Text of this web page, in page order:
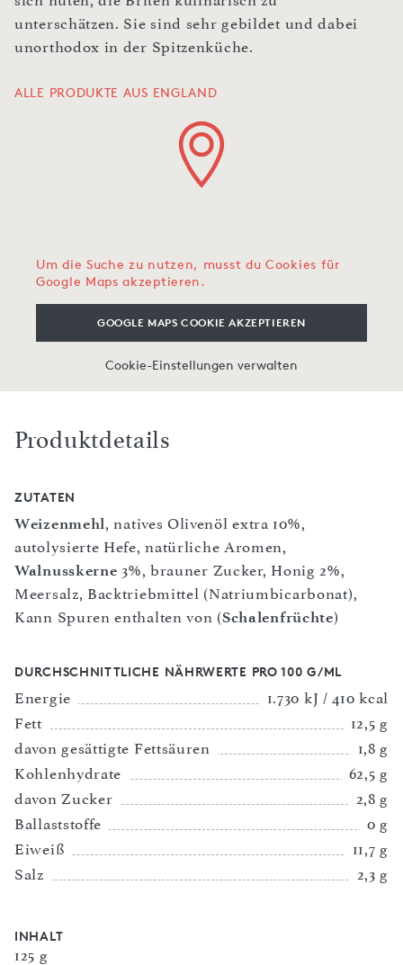
unterschätzen. Sie sind sehr gebildet und dabei
unorthodox in der Spitzenküche.
ALLE PRODUKTE AUS ENGLAND
Um die Suche zu nutzen, musst du Cookies für
Google Maps akzeptieren.
GOOGLE MAPS COOKIE AKZEPTIEREN
Cookie-Einstellungen verwalten
Produktdetails
ZUTATEN
Weizenmehl, natives Olivenöl extra 10%,
autolysierte Hefe, natürliche Aromen,
Walnusskerne 3%, brauner Zucker, Honig 2%,
Meersalz, Backtriebmittel (Natriumbicarbonat),
Kann Spuren enthalten von (Schalenfrüchte)
DURCHSCHNITTLICHE NÄHRWERTE PRO 100 G/ML
Energie
1.730 kJ / 410 kcal
Fett
12,5 g
davon gesättigte Fettsäuren
1,8 g
Kohlenhydrate
62,5 g
davon Zucker
2,8 g
Ballaststoffe
0 g
Eiweiß
11,7 g
Salz
2,3 g
INHALT
125 g